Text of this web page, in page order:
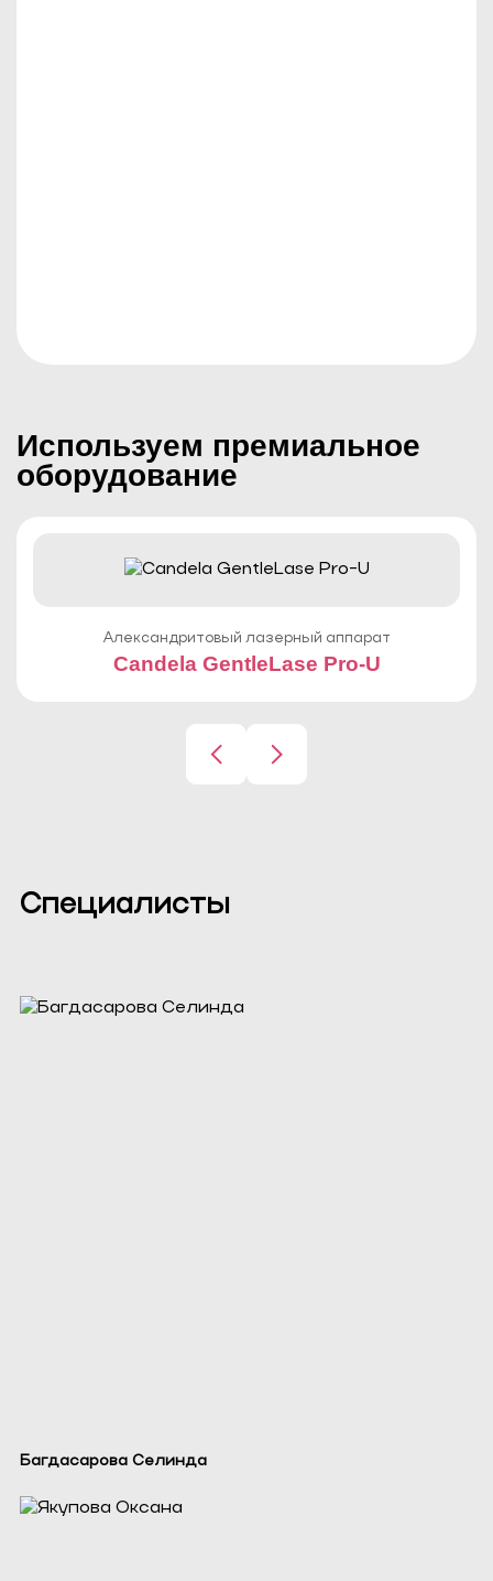
Используем премиальное
оборудование
Александритовый лазерный аппарат
Candela GentleLase Pro-U
Специалисты
Багдасарова Селинда